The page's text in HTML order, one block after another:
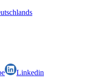
Linkedin